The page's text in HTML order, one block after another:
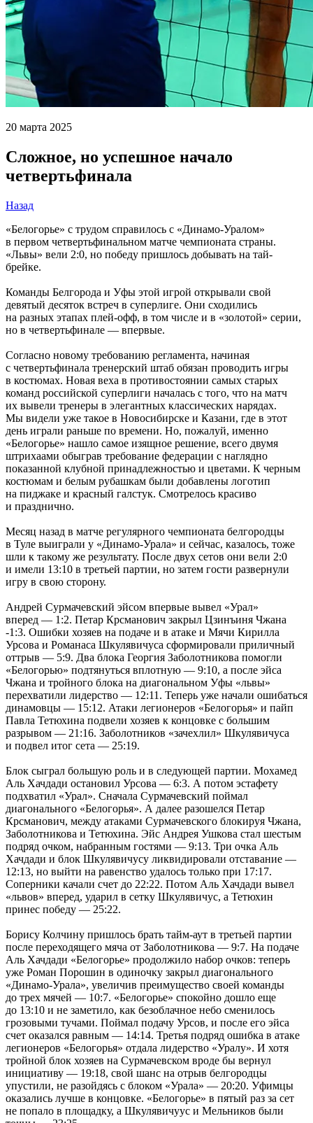
20 марта 2025
Сложное, но успешное начало
четвертьфинала
Назад
«Белогорье» с трудом справилось с «Динамо-Уралом»
в первом четвертьфинальном матче чемпионата страны.
«Львы» вели 2:0, но победу пришлось добывать на тай-
брейке.
Команды Белгорода и Уфы этой игрой открывали свой
девятый десяток встреч в суперлиге. Они сходились
на разных этапах плей-офф, в том числе и в «золотой» серии,
но в четвертьфинале — впервые.
Согласно новому требованию регламента, начиная
с четвертьфинала тренерский штаб обязан проводить игры
в костюмах. Новая веха в противостоянии самых старых
команд российской суперлиги началась с того, что на матч
их вывели тренеры в элегантных классических нарядах.
Мы видели уже такое в Новосибирске и Казани, где в этот
день играли раньше по времени. Но, пожалуй, именно
«Белогорье» нашло самое изящное решение, всего двумя
штрихаами обыграв требование федерации с наглядно
показанной клубной принадлежностью и цветами. К черным
костюмам и белым рубашкам были добавлены логотип
на пиджаке и красный галстук. Смотрелось красиво
и празднично.
Месяц назад в матче регулярного чемпионата белгородцы
в Туле выиграли у «Динамо-Урала» и сейчас, казалось, тоже
шли к такому же результату. После двух сетов они вели 2:0
и имели 13:10 в третьей партии, но затем гости развернули
игру в свою сторону.
Андрей Сурмачевский эйсом впервые вывел «Урал»
вперед — 1:2. Петар Крсманович закрыл Цзинъиня Чжана
-1:3. Ошибки хозяев на подаче и в атаке и Мячи Кирилла
Урсова и Романаса Шкулявичуса сформировали приличный
оттрыв — 5:9. Два блока Георгия Заболотникова помогли
«Белогорью» подтянуться вплотную — 9:10, а после эйса
Чжана и тройного блока на диагональном Уфы «львы»
перехватили лидерство — 12:11. Теперь уже начали ошибаться
динамовцы — 15:12. Атаки легионеров «Белогорья» и пайп
Павла Тетюхина подвели хозяев к концовке с большим
разрывом — 21:16. Заболотников «зачехлил» Шкулявичуса
и подвел итог сета — 25:19.
Блок сыграл большую роль и в следующей партии. Мохамед
Аль Хачдади остановил Урсова — 6:3. А потом эстафету
подхватил «Урал». Сначала Сурмачевский поймал
диагонального «Белогорья». А далее разошелся Петар
Крсманович, между атаками Сурмачевского блокируя Чжана,
Заболотникова и Тетюхина. Эйс Андрея Ушкова стал шестым
подряд очком, набранным гостями — 9:13. Три очка Аль
Хачдади и блок Шкулявичусу ликвидировали отставание —
12:13, но выйти на равенство удалось только при 17:17.
Соперники качали счет до 22:22. Потом Аль Хачдади вывел
«львов» вперед, ударил в сетку Шкулявичус, а Тетюхин
принес победу — 25:22.
Борису Колчину пришлось брать тайм-аут в третьей партии
после переходящего мяча от Заболотникова — 9:7. На подаче
Аль Хачдади «Белогорье» продолжило набор очков: теперь
уже Роман Порошин в одиночку закрыл диагонального
«Динамо-Урала», увеличив преимущество своей команды
до трех мячей — 10:7. «Белогорье» спокойно дошло еще
до 13:10 и не заметило, как безоблачное небо сменилось
грозовыми тучами. Поймал подачу Урсов, и после его эйса
счет оказался равным — 14:14. Третья подряд ошибка в атаке
легионеров «Белогорья» отдала лидерство «Уралу». И хотя
тройной блок хозяев на Сурмачевском вроде бы вернул
инициативу — 19:18, свой шанс на отрыв белгородцы
упустили, не разойдясь с блоком «Урала» — 20:20. Уфимцы
оказались лучше в концовке. «Белогорье» в пятый раз за сет
не попало в площадку, а Шкулявичуус и Мельников были